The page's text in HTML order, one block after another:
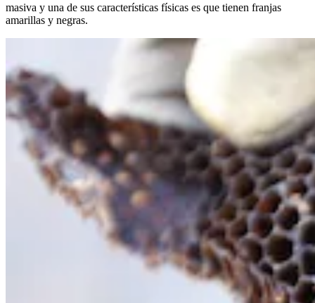
masiva y una de sus características físicas es que tienen franjas
amarillas y negras.